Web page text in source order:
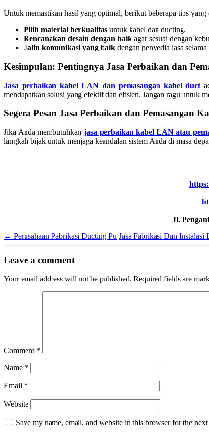
Untuk memastikan hasil yang optimal, berikut beberapa tips yang
Pilih material berkualitas untuk kabel dan ducting.
Rencanakan desain dengan baik agar sesuai dengan
Jalin komunikasi yang baik dengan penyedia jasa
Kesimpulan: Pentingnya Jasa Perbaikan dan
Jasa perbaikan kabel LAN dan pemasangan kabel duct
mendapatkan solusi yang efektif dan efisien. Jangan ragu untuk
Segera Pesan Jasa Perbaikan dan Pemasangan
Jika Anda membutuhkan jasa perbaikan kabel LAN atau
langkah bijak untuk menjaga keandalan sistem Anda di masa
Jl.
← Perusahaan Pabrikasi Ducting Pu Jasa Fabrikasi Dan Instalasi
Leave a comment
Your email address will not be published. Required fields are
Comment *
Name *
Email *
Website
Save my name, email, and website in this browser for the